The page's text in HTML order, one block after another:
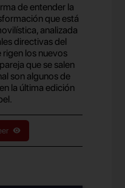
de entender la
que está
analizada
directivas del
rigen los nuevos
que se salen
son algunos de
la última edición